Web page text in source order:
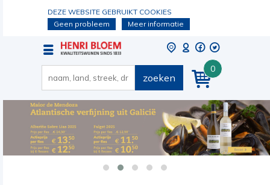
DEZE WEBSITE GEBRUIKT COOKIES
Geen probleem
Meer informatie
0
zoeken